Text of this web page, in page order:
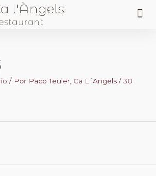
l'Àngels
/ Por Paco Teuler, Ca L´Angels / 30